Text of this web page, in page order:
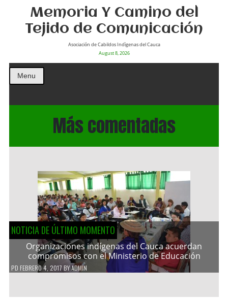
Memoria Y Camino del
Tejido de Comunicación
Asociación de Cabildos Indìgenas del Cauca
August 8, 2026
Menu
Más comentadas
NOTICIA DE ÚLTIMO MOMENTO
Organizaciones indígenas del Cauca acuerdan
compromisos con el Ministerio de Educación
PD FEBRERO 4, 2017 BYADMIN